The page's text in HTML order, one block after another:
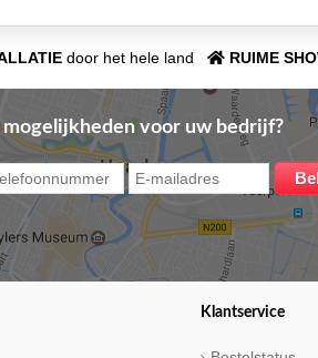
door het hele land RUIME
voor uw bedrijf?
Klantservice